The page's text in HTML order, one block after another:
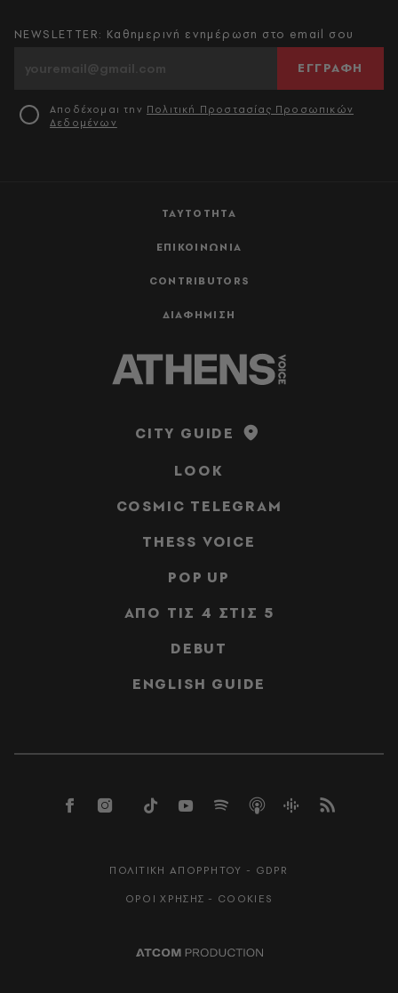
ΤΑΥΤΟΤΗΤΑ
ΕΠΙΚΟΙΝΩΝΙΑ
CONTRIBUTORS
ΔΙΑΦΗΜΙΣΗ
NEWSLETTER: Καθημερινή ενημέρωση στο email σου
ΕΓΓΡΑΦΗ
Αποδέχομαι την Πολιτική Προστασίας Προσωπικών
Δεδομένων
CITY GUIDE
LOOK
COSMIC TELEGRAM
THESS VOICE
POP UP
ΑΠΟ ΤΙΣ 4 ΣΤΙΣ 5
DEBUT
ENGLISH GUIDE
ΠΟΛΙΤΙΚΗ ΑΠΟΡΡΗΤΟΥ - GDPR
ΟΡΟΙ ΧΡΗΣΗΣ - COOKIES